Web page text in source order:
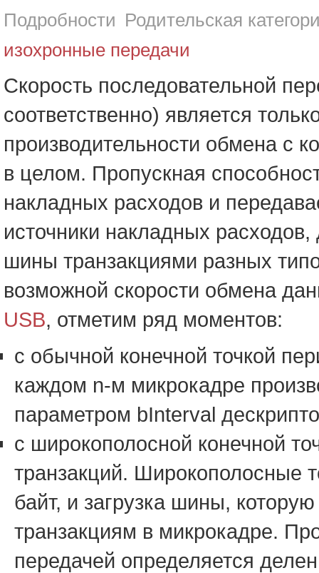
Подробности Родительская
изохронные передачи
Скорость последовательной
соответственно) является
производительности обмена с
в целом. Пропускная
накладных расходов и
источники накладных
шины транзакциями разных
возможной скорости обмена
USB, отметим ряд моментов:
c обычной конечной точкой
каждом n-м микрокадре
параметром bInterval
с широкополосной конечной
транзакций. Широкополосные
байт, и загрузка шины,
транзакциям в микрокадре.
передачей определяется